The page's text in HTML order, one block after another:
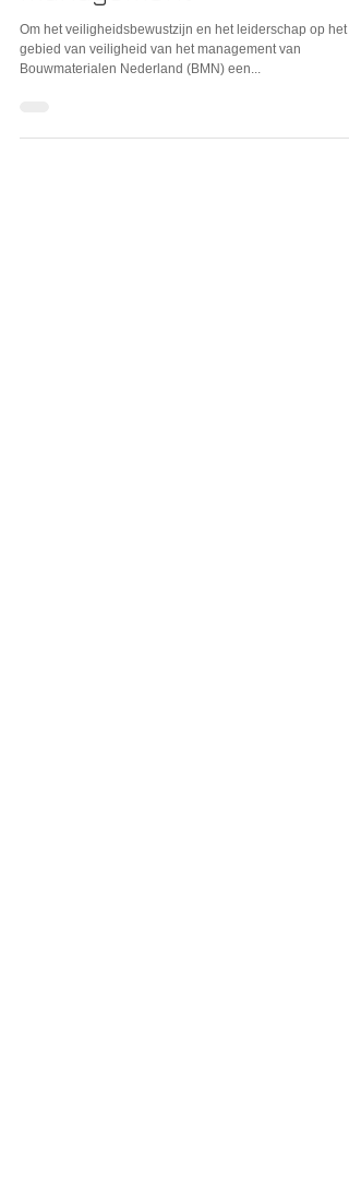
trainingen voor het
management
Bouwmaterialen Nederland (BMN) een...